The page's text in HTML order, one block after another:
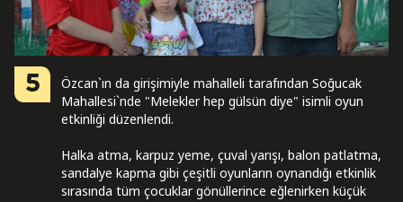
5
Özcan`ın da girişimiyle mahalleli tarafından Soğucak
Mahallesi`nde "Melekler hep gülsün diye" isimli oyun
etkinliği düzenlendi.
Halka atma, karpuz yeme, çuval yarışı, balon patlatma,
sandalye kapma gibi çeşitli oyunların oynandığı etkinlik
sırasında tüm çocuklar gönüllerince eğlenirken küçük